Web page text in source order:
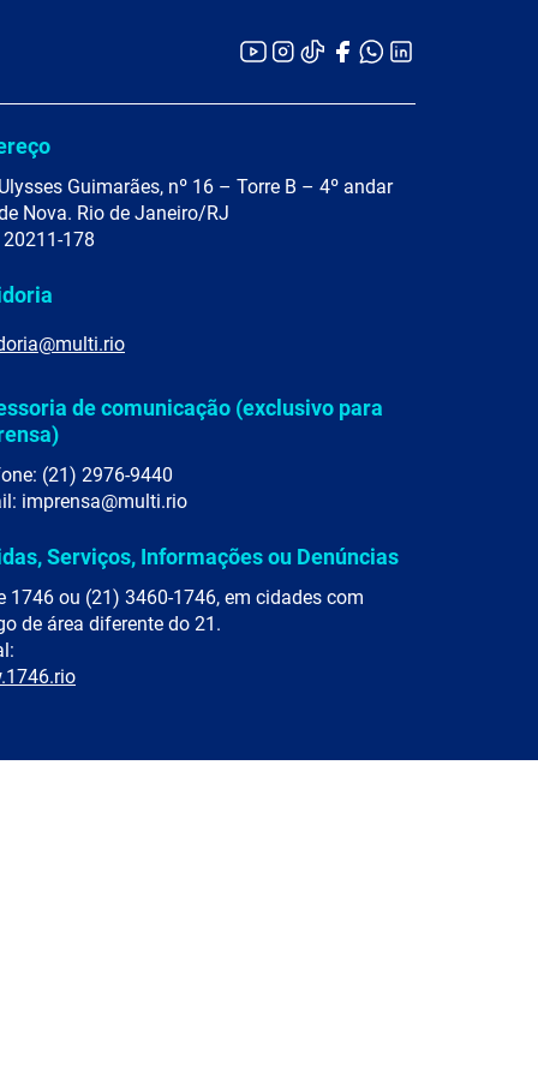
Guimarães, nº 16 – Torre B – 4º andar
Nova. Rio de Janeiro/RJ
20211-178
de comunicação (exclusivo para
(21) 2976-9440
imprensa@multi.rio
Serviços, Informações ou Denúncias
1746 ou (21) 3460-1746, em cidades com
de área diferente do 21.